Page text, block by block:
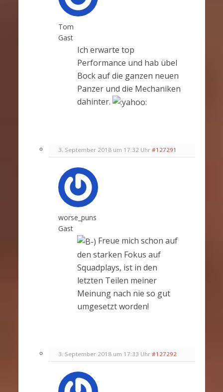
Tom
Gast
Ich erwarte top
Performance und hab übel
Bock auf die ganzen neuen
Panzer und die Mechaniken
dahinter.
3. September 2018 um 17:32 Uhr #127291
worse_puns
Gast
Freue mich schon auf
den starken Fokus auf
Squadplays, ist in den
letzten Teilen meiner
Meinung nach nie so gut
umgesetzt worden!
3. September 2018 um 17:33 Uhr #127292